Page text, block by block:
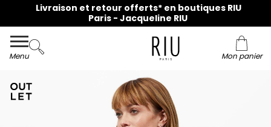
Livraison et retour offerts* en boutiques RIU
Paris - Jacqueline RIU
Menu Mon panier